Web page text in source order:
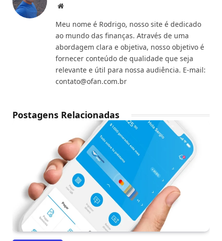
Website
Meu nome é Rodrigo, nosso site é dedicado
ao mundo das finanças. Através de uma
abordagem clara e objetiva, nosso objetivo é
fornecer conteúdo de qualidade que seja
relevante e útil para nossa audiência. E-mail:
contato@ofan.com.br
Postagens Relacionadas